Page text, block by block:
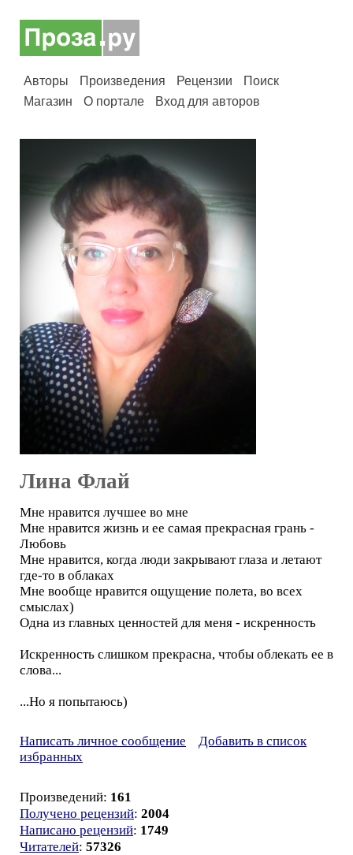
Авторы Произведения Рецензии
Поиск
Магазин
О портале Вход для авторов
Лина Флай
Мне нравится лучшее во мне
Мне нравится жизнь и ее самая прекрасная грань -
Любовь
Мне нравится, когда люди закрывают глаза и летают
где-то в облаках
Мне вообще нравится ощущение полета, во всех
смыслах)
Одна из главных ценностей для меня - искренность
Искренность слишком прекрасна, чтобы облекать ее в
слова...
...Но я попытаюсь)
Написать личное сообщение
Добавить в список
избранных
Произведений: 161
Получено рецензий: 2004
Написано рецензий: 1749
Читателей: 57326